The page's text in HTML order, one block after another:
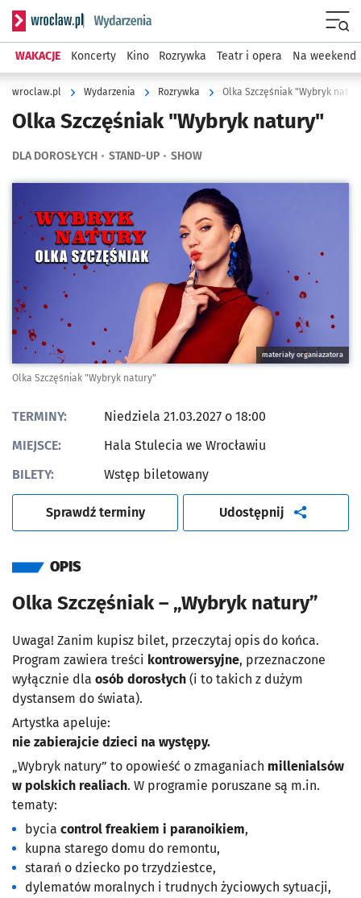
Serwis informacyjny wroclaw.pl podserwis: Wydarzenia
WAKACJE Koncerty Kino Rozrywka Teatr i opera Na weekend
wroclaw.pl Wydarzenia Rozrywka Olka Szczęśniak "Wybryk
Olka Szczęśniak "Wybryk natury"
DLA DOROSŁYCH STAND-UP SHOW
materiały organiazatora
Olka Szczęśniak "Wybryk natury"
TERMINY:
Niedziela 21.03.2027 o 18:00
MIEJSCE:
Hala Stulecia we Wrocławiu
BILETY:
Wstęp biletowany
Sprawdź terminy Udostępnij artykuł
OPIS
Olka Szczęśniak – „Wybryk natury”
Uwaga! Zanim kupisz bilet, przeczytaj opis do końca.
Program zawiera treści kontrowersyjne, przeznaczone
wyłącznie dla osób dorosłych (i to takich z dużym
dystansem do świata).
Artystka apeluje:
nie zabierajcie dzieci na występy.
„Wybryk natury” to opowieść o zmaganiach millenialsów
w polskich realiach. W programie poruszane są m.in.
tematy:
bycia control freakiem i paranoikiem,
kupna starego domu do remontu,
starań o dziecko po trzydziestce,
dylematów moralnych i trudnych życiowych sytuacji,